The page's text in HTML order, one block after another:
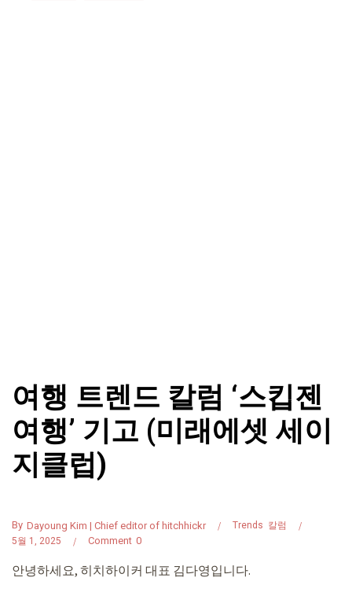
여행 트렌드 칼럼 ‘스킵젠
여행’ 기고 (미래에셋 세이
지클럽)
By Dayoung Kim | Chief editor of hitchhickr Trends 칼럼
5월 1, 2025
0
Comment
안녕하세요, 히치하이커 대표 김다영입니다.